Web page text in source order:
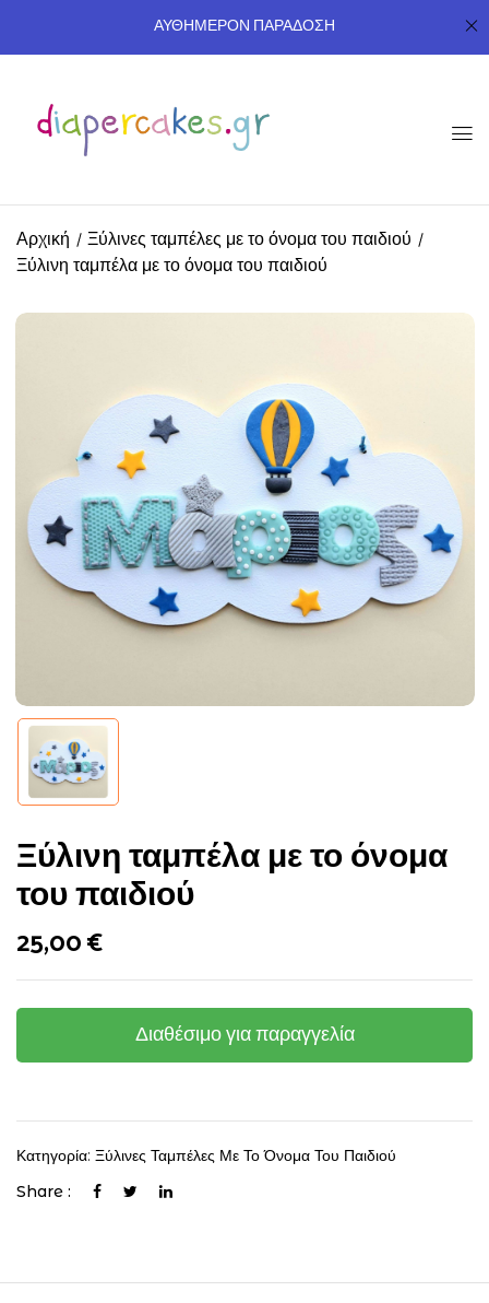
ΑΥΘΗΜΕΡΟΝ ΠΑΡΑΔΟΣΗ
Αρχική
Ξύλινες ταμπέλες με το όνομα του παιδιού
Ξύλινη ταμπέλα με το όνομα του παιδιού
Ξύλινη ταμπέλα με το όνομα
του παιδιού
25,00€
Διαθέσιμο για παραγγελία
Κατηγορία: Ξύλινες Ταμπέλες Με Το Όνομα Του Παιδιού
Share :